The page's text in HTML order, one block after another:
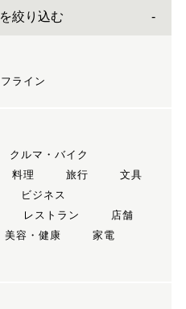
絞り込む
ライン
クルマ・バイク
料理 旅行
文具
ビジネス
レストラン
店舗
美容・健康
家電